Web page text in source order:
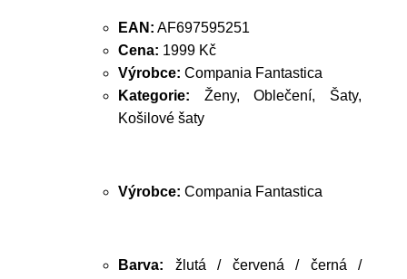
EAN: AF697595251
Cena: 1999 Kč
Výrobce: Compania Fantastica
Kategorie: Ženy, Oblečení, Šaty,
Košilové šaty
Výrobce: Compania Fantastica
Barva: žlutá / červená / černá /